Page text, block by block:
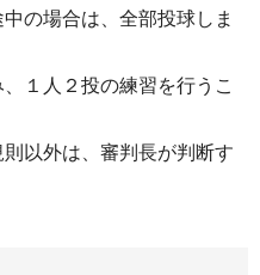
の場合は、全部投球しま
１人２投の練習を行うこ
則以外は、審判長が判断す